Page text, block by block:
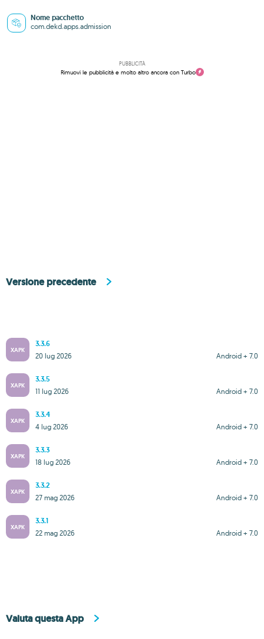
Nome pacchetto
com.dekd.apps.admission
PUBBLICITÀ
Rimuovi le pubblicità e molto altro ancora con Turbo
Versione precedente
XAPK
3.3.6
Android + 7.0
20 lug 2026
XAPK
3.3.5
Android + 7.0
11 lug 2026
XAPK
3.3.4
Android + 7.0
4 lug 2026
XAPK
3.3.3
Android + 7.0
18 lug 2026
XAPK
3.3.2
Android + 7.0
27 mag 2026
XAPK
3.3.1
Android + 7.0
22 mag 2026
Valuta questa App